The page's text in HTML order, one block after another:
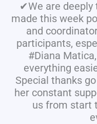
✔We are deeply
made this week
and
participants,
#Diana
everything
Special thanks
her constant
us from start